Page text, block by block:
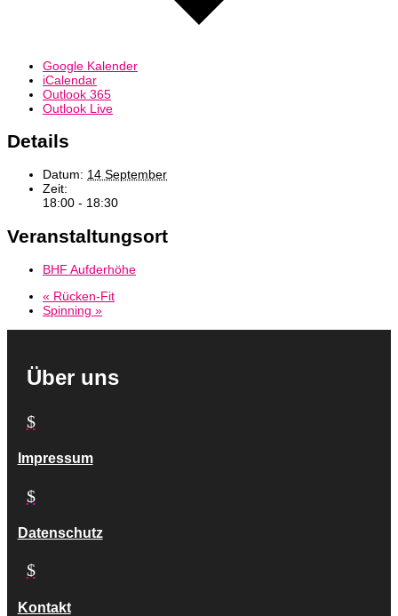
Google Kalender
iCalendar
Outlook 365
Outlook Live
Details
Datum: 14 September
Zeit:
18:00 - 18:30
Veranstaltungsort
BHF Aufderhöhe
« Rücken-Fit
Spinning »
Über uns
$
Impressum
$
Datenschutz
$
Kontakt